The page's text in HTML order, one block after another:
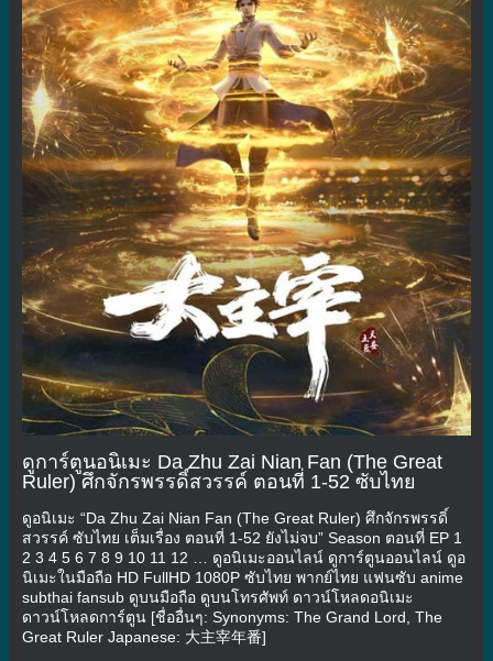
ดูการ์ตูนอนิเมะ Da Zhu Zai Nian Fan (The Great
Ruler) ศึกจักรพรรดิ์สวรรค์ ตอนที่ 1-52 ซับไทย
ดูอนิเมะ “Da Zhu Zai Nian Fan (The Great Ruler) ศึกจักรพรรดิ์
สวรรค์ ซับไทย เต็มเรื่อง ตอนที่ 1-52 ยังไม่จบ” Season ตอนที่ EP 1
2 3 4 5 6 7 8 9 10 11 12 … ดูอนิเมะออนไลน์ ดูการ์ตูนออนไลน์ ดูอ
นิเมะในมือถือ HD FullHD 1080P ซับไทย พากย์ไทย แฟนซับ anime
subthai fansub ดูบนมือถือ ดูบนโทรศัพท์ ดาวน์โหลดอนิเมะ
ดาวน์โหลดการ์ตูน [ชื่ออื่นๆ: Synonyms: The Grand Lord, The
Great Ruler Japanese: 大主宰年番]